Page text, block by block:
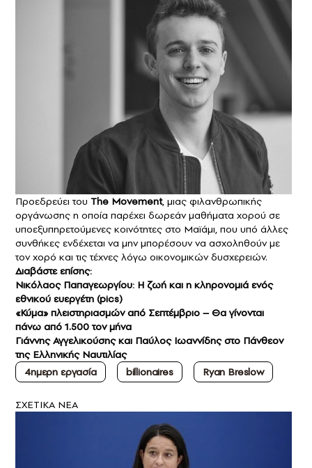
Προεδρεύει του The Movement, μιας φιλανθρωπικής
οργάνωσης η οποία παρέχει δωρεάν μαθήματα χορού σε
υποεξυπηρετούμενες κοινότητες στο Μαϊάμι, που υπό άλλες
συνθήκες ενδέχεται να μην μπορέσουν να ασχοληθούν με
τον χορό και τις τέχνες λόγω οικονομικών δυσχερειών.
Διαβάστε επίσης:
Νικόλαος Παπαγεωργίου: Η ζωή και η κληρονομιά ενός
εθνικού ευεργέτη (pics)
«Κύμα» πλειστηριασμών από Σεπτέμβριο – Θα γίνονται
πάνω από 1.500 τον μήνα
Γιάννης Αγγελικούσης και Παύλος Ιωαννίδης στο Πάνθεον
της Ελληνικής Ναυτιλίας
4ημερη εργασία
billionaires Ryan Breslow
ΣXETIKA NEA